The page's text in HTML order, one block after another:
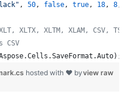
, 50, false, true, 18, 8,
XLTX, XLTM, XLAM, CSV,
CSV
.Cells .SaveFormat .Auto) ;
view raw
hosted with ❤ by